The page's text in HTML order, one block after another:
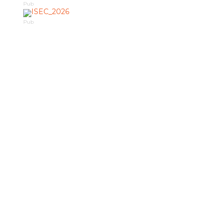
Pub
Pub